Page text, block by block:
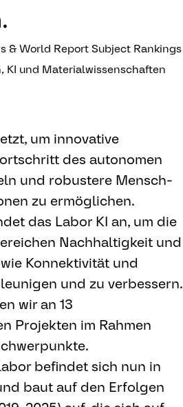
& World Report Subject Rankings
KI und Materialwissenschaften
um innovative
des autonomen
und robustere Mensch-
zu ermöglichen.
das Labor KI an, um die
Nachhaltigkeit und
Konnektivität und
und zu verbessern.
wir an 13
Projekten im Rahmen
befindet sich nun in
baut auf den Erfolgen